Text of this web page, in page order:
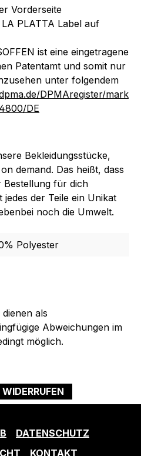
als
Abweichungen im
möglich.
Vorderseite
PLATTA Label auf
ist eine eingetragene
Patentamt und somit nur
unter folgendem
DPMAregister/mark
DE
Bekleidungsstücke,
demand. Das heißt, dass
Bestellung für dich
der Teile ein Unikat
noch die Umwelt.
Polyester
DATENSCHUTZ
KONTAKT